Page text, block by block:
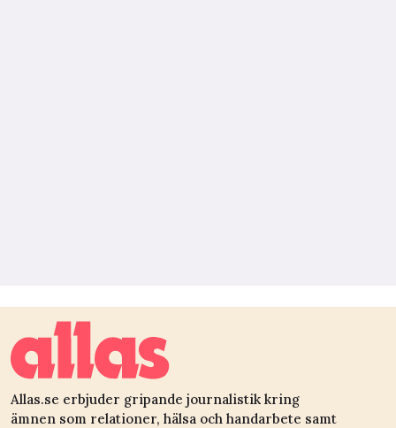
Allas.se erbjuder gripande journalistik kring
ämnen som relationer, hälsa och handarbete samt